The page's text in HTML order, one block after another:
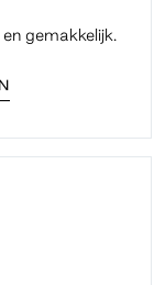
gemakkelijk.